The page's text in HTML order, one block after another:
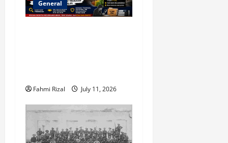
General
Fahmi Rizal July 11, 2026